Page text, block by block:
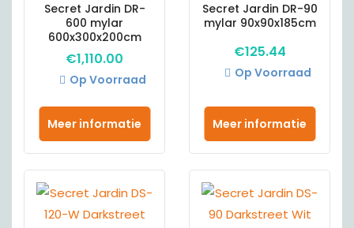
Secret Jardin DR-
600 mylar
600x300x200cm
€1,110.00
Meer informatie
Op Voorraad
Secret Jardin DR-90
mylar 90x90x185cm
€125.44
Meer informatie
Op Voorraad